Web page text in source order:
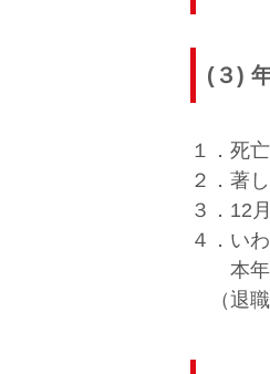
(３)
１．死
２．著
３．12
４．い
本年中
（退職